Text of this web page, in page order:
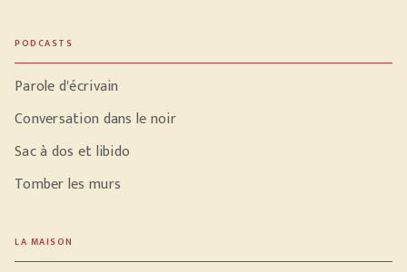
PODCASTS
Parole d'écrivain
Conversation dans le noir
Sac à dos et libido
Tomber les murs
LA MAISON